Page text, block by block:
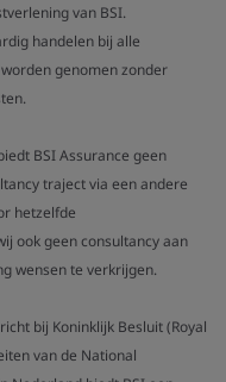
van BSI.
handelen bij alle
genomen zonder
BSI Assurance geen
traject via een andere
hetzelfde
ook geen consultancy aan
wensen te verkrijgen.
bij Koninklijk Besluit (Royal
van de National